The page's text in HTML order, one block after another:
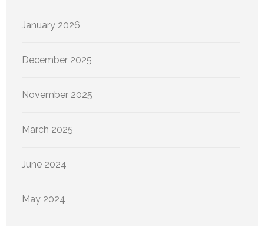
January 2026
December 2025
November 2025
March 2025
June 2024
May 2024